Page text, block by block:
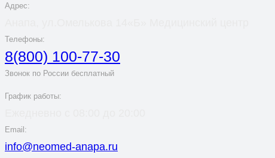
Адрес:
Телефоны:
8(800) 100-77-30
Звонок по России бесплатный
График работы:
Email:
info@neomed-anapa.ru